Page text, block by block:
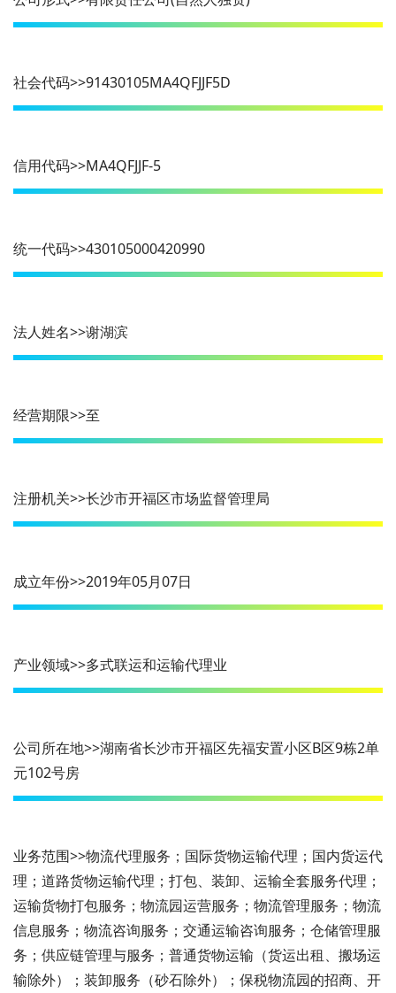
社会代码>>91430105MA4QFJJF5D
信用代码>>MA4QFJJF-5
统一代码>>430105000420990
法人姓名>>谢湖滨
经营期限>>至
注册机关>>长沙市开福区市场监督管理局
成立年份>>2019年05月07日
产业领域>>多式联运和运输代理业
公司所在地>>湖南省长沙市开福区先福安置小区B区9栋2单
元102号房
业务范围>>物流代理服务；国际货物运输代理；国内货运代
理；道路货物运输代理；打包、装卸、运输全套服务代理；
运输货物打包服务；物流园运营服务；物流管理服务；物流
信息服务；物流咨询服务；交通运输咨询服务；仓储管理服
务；供应链管理与服务；普通货物运输（货运出租、搬场运
输除外）；装卸服务（砂石除外）；保税物流园的招商、开